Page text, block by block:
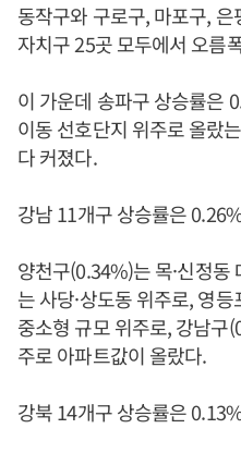
동작구와 구로구, 마포구,
자치구 25곳 모두에서 오름
이 가운데 송파구 상승률은
이동 선호단지 위주로 올랐
다 커졌다.
강남 11개구 상승률은
양천구(0.34%)는 목·신정
는 사당·상도동 위주로, 영
중소형 규모 위주로, 강남구
주로 아파트값이 올랐다.
강북 14개구 상승률은